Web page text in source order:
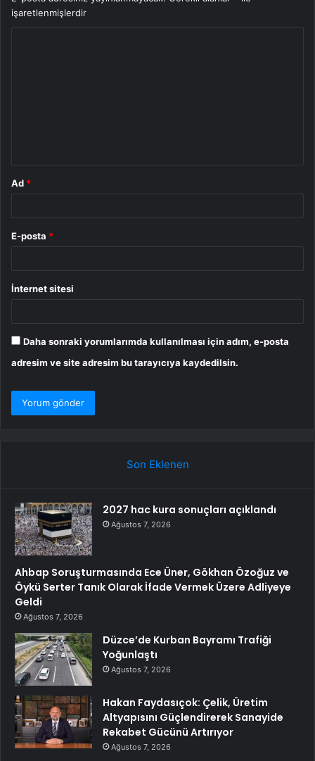
işaretlenmişlerdir
Ad *
E-posta *
İnternet sitesi
Daha sonraki yorumlarımda kullanılması için adım, e-posta
adresim ve site adresim bu tarayıcıya kaydedilsin.
Son Eklenen
2027 hac kura sonuçları açıklandı
Ağustos 7, 2026
Ahbap Soruşturmasında Ece Üner, Gökhan Özoğuz ve
Öykü Serter Tanık Olarak İfade Vermek Üzere Adliyeye
Geldi
Ağustos 7, 2026
Düzce’de Kurban Bayramı Trafiği
Yoğunlaştı
Ağustos 7, 2026
Hakan Faydasıçok: Çelik, Üretim
Altyapısını Güçlendirerek Sanayide
Rekabet Gücünü Artırıyor
Ağustos 7, 2026